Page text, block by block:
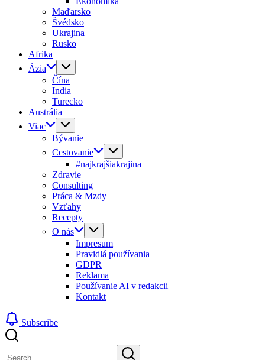
Maďarsko
Švédsko
Ukrajina
Rusko
Afrika
Ázia
Čína
India
Turecko
Austrália
Viac
Bývanie
Cestovanie
#najkrajšiakrajina
Zdravie
Consulting
Práca & Mzdy
Vzťahy
Recepty
O nás
Impresum
Pravidlá používania
GDPR
Reklama
Používanie AI v redakcii
Kontakt
Subscribe
Search